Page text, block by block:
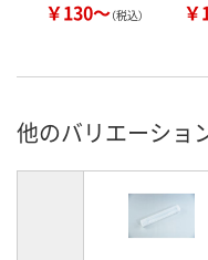
￥130～（税込） ￥
他のバリエーショ